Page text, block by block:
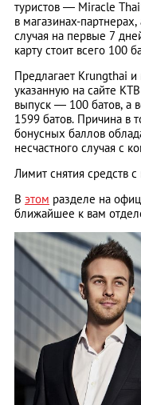
туристов ― Miracle
в магазинах-
случая на первые 7
карту стоит всего 100
Предлагает Krungthai и
указанную на сайте
выпуск ― 100 батов, а
1599 батов. Причина в
бонусных баллов
несчастного случая с
Лимит снятия средств
В этом разделе на
ближайшее к вам